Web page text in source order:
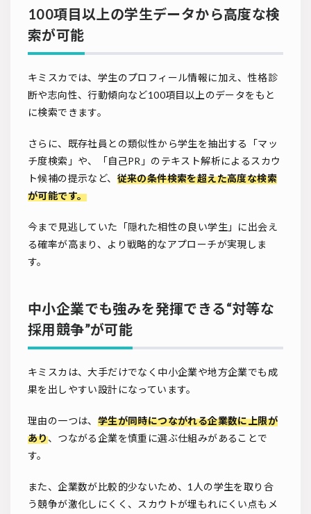
100項目以上の学生データから高度な検
索が可能
キミスカでは、学生のプロフィール情報に加え、性格診
断や志向性、行動傾向など100項目以上のデータをもと
に検索できます。
さらに、既存社員との類似性から学生を抽出する「マッ
チ度検索」や、「自己PR」のテキスト解析によるスカウ
ト候補の提示など、 従来の条件検索を超えた高度な検索
が可能です。
今まで見逃していた「隠れた相性の良い学生」に出会え
る確率が高まり、より戦略的なアプローチが実現しま
す。
中小企業でも強みを発揮できる“対等な
採用競争”が可能
キミスカは、大手だけでなく中小企業や地方企業でも成
果を出しやすい設計になっています。
理由の一つは、 学生が同時につながれる企業数に上限が
あり、つながる企業を慎重に選ぶ仕組みがあることで
す。
また、企業数が比較的少ないため、1人の学生を取り合
う競争が激化しにくく、スカウトが埋もれにくい点もメ